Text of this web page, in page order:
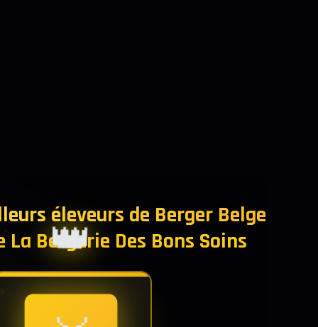
éleveurs de Berger Belge
La Bergerie Des Bons Soins
👑